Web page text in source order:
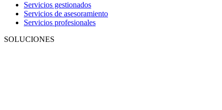
Servicios gestionados
Servicios de asesoramiento
Servicios profesionales
SOLUCIONES